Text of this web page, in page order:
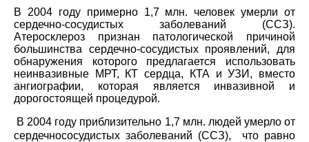
В 2004 году примерно 1,7 млн. человек умерли от
сердечно-сосудистых заболеваний (ССЗ).
Атеросклероз признан патологической причиной
большинства сердечно-сосудистых проявлений, для
обнаружения которого предлагается использовать
неинвазивные МРТ, КТ сердца, КТА и УЗИ, вместо
ангиографии, которая является инвазивной и
дорогостоящей процедурой.
В 2004 году приблизительно 1,7 млн. людей умерло от
сердечнососудистых заболеваний (ССЗ), что равно